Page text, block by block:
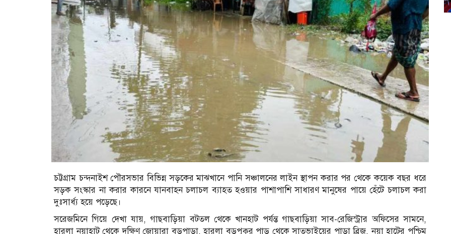
চট্টগ্রাম চন্দনাইশ পৌরসভার বিভিন্ন সড়কের মাঝখানে পানি সঞ্চালনের লাইন স্থাপন করার পর থেকে কয়েক বছর ধরে
সড়ক সংস্কার না করার কারনে যানবাহন চলাচল ব্যাহত হওয়ার পাশাপাশি সাধারণ মানুষের পায়ে হেঁটে চলাচল করা
দুঃসার্ধ্য হয়ে পড়েছে।
সরেজমিনে গিয়ে দেখা যায়, গাছবাড়িয়া বটতল থেকে খানহাট পর্যন্ত গাছবাড়িয়া সাব-রেজিস্ট্রার অফিসের সামনে,
হারলা নয়াহাট থেকে দক্ষিণ জোয়ারা বড়পাড়া, হারলা বড়পুকুর পাড় থেকে সাতভাইয়ের পাড়া ব্রিজ, নয়া হাটের পশ্চিম